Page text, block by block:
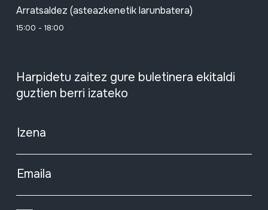
Arratsaldez (asteazkenetik larunbatera)
15:00 - 18:00
Harpidetu zaitez gure buletinera ekitaldi
guztien berri izateko
Izena
Emaila